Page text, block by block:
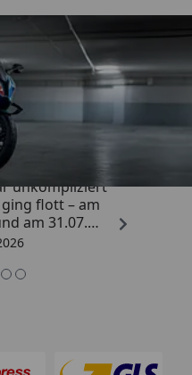
/ 5
Kauf! Der
unkompliziert
flott – am
am 31.07.
schützt